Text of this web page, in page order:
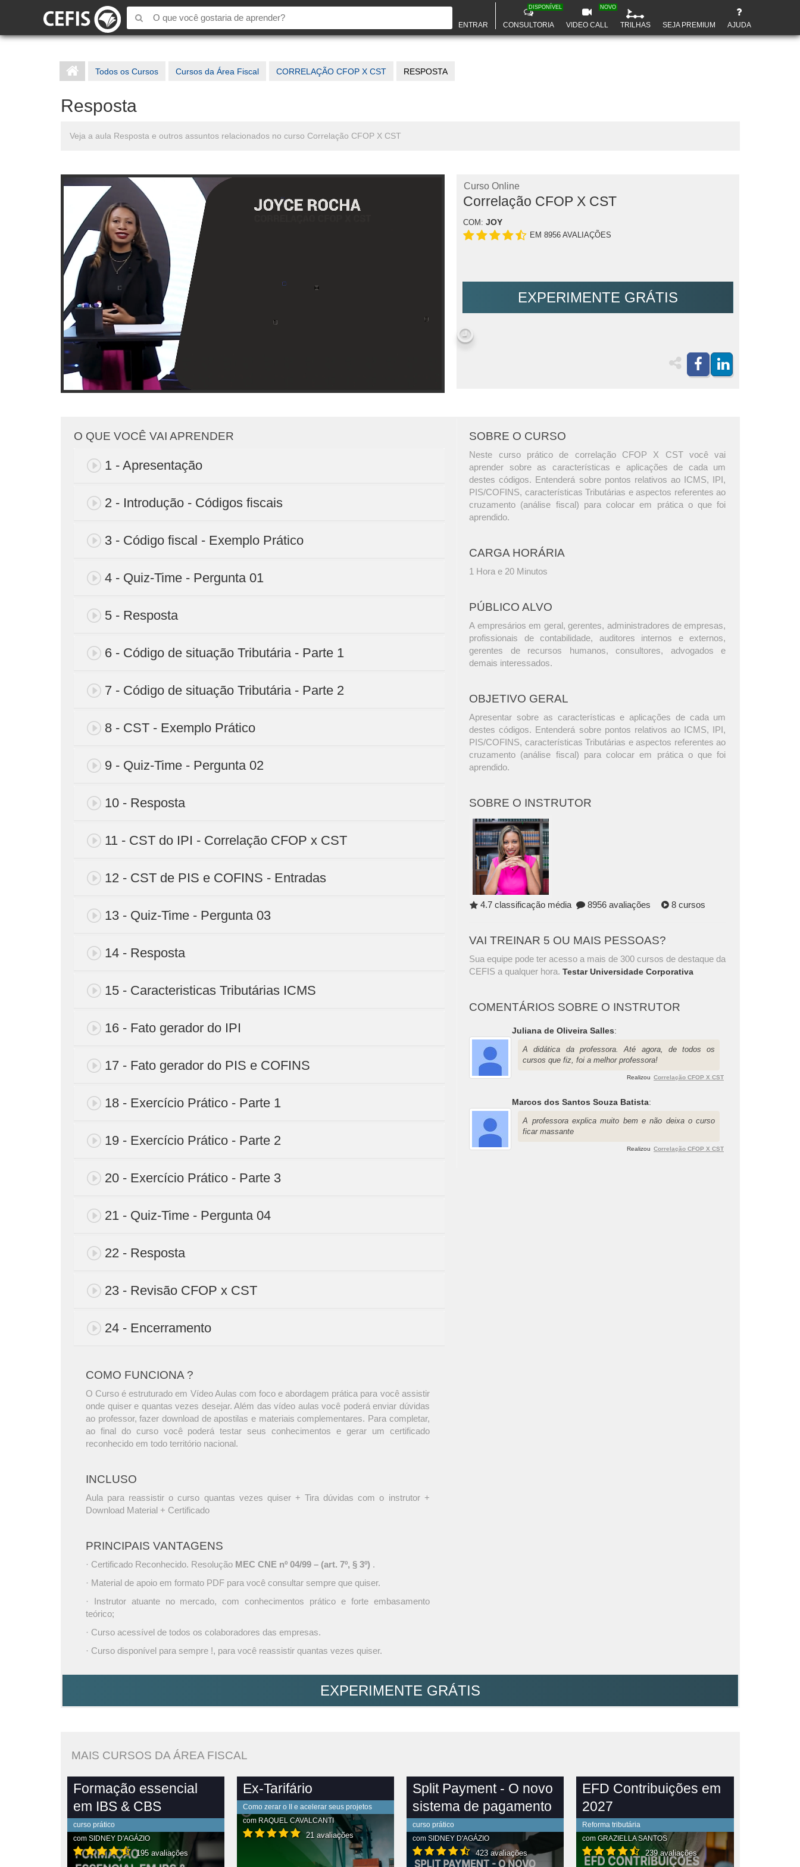
ENTRAR CONSULTORIA
DISPONÍVEL
VIDEO CALL
NOVO
TRILHAS SEJA PREMIUM AJUDA
Todos os Cursos Cursos da Área Fiscal CORRELAÇÃO CFOP X CST RESPOSTA
Resposta
Veja a aula Resposta e outros assuntos relacionados no curso Correlação CFOP X CST
Curso Online
Correlação CFOP X CST
COM: JOY
EM 8956 AVALIAÇÕES
EXPERIMENTE GRÁTIS
O QUE VOCÊ VAI APRENDER
1 - Apresentação
2 - Introdução - Códigos fiscais
3 - Código fiscal - Exemplo Prático
4 - Quiz-Time - Pergunta 01
5 - Resposta
6 - Código de situação Tributária - Parte 1
7 - Código de situação Tributária - Parte 2
8 - CST - Exemplo Prático
9 - Quiz-Time - Pergunta 02
10 - Resposta
11 - CST do IPI - Correlação CFOP x CST
12 - CST de PIS e COFINS - Entradas
13 - Quiz-Time - Pergunta 03
14 - Resposta
15 - Caracteristicas Tributárias ICMS
16 - Fato gerador do IPI
17 - Fato gerador do PIS e COFINS
18 - Exercício Prático - Parte 1
19 - Exercício Prático - Parte 2
20 - Exercício Prático - Parte 3
21 - Quiz-Time - Pergunta 04
22 - Resposta
23 - Revisão CFOP x CST
24 - Encerramento
COMO FUNCIONA ?
O Curso é estruturado em Vídeo Aulas com foco e abordagem prática para você assistir
onde quiser e quantas vezes desejar. Além das vídeo aulas você poderá enviar dúvidas
ao professor, fazer download de apostilas e materiais complementares. Para completar,
ao final do curso você poderá testar seus conhecimentos e gerar um certificado
reconhecido em todo território nacional.
INCLUSO
Aula para reassistir o curso quantas vezes quiser + Tira dúvidas com o instrutor +
Download Material + Certificado
PRINCIPAIS VANTAGENS
· Certificado Reconhecido. Resolução MEC CNE nº 04/99 – (art. 7º, § 3º) .
· Material de apoio em formato PDF para você consultar sempre que quiser.
· Instrutor atuante no mercado, com conhecimentos prático e forte embasamento
teórico;
· Curso acessível de todos os colaboradores das empresas.
· Curso disponível para sempre !, para você reassistir quantas vezes quiser.
SOBRE O CURSO
Neste curso prático de correlação CFOP X CST você vai
aprender sobre as características e aplicações de cada um
destes códigos. Entenderá sobre pontos relativos ao ICMS, IPI,
PIS/COFINS, características Tributárias e aspectos referentes ao
cruzamento (análise fiscal) para colocar em prática o que foi
aprendido.
CARGA HORÁRIA
1 Hora e 20 Minutos
PÚBLICO ALVO
A empresários em geral, gerentes, administradores de empresas,
profissionais de contabilidade, auditores internos e externos,
gerentes de recursos humanos, consultores, advogados e
demais interessados.
OBJETIVO GERAL
Apresentar sobre as características e aplicações de cada um
destes códigos. Entenderá sobre pontos relativos ao ICMS, IPI,
PIS/COFINS, características Tributárias e aspectos referentes ao
cruzamento (análise fiscal) para colocar em prática o que foi
aprendido.
SOBRE O INSTRUTOR
4.7 classificação média 8956 avaliações 8 cursos
VAI TREINAR 5 OU MAIS PESSOAS?
Sua equipe pode ter acesso a mais de 300 cursos de destaque da
CEFIS a qualquer hora.Testar Universidade Corporativa
COMENTÁRIOS SOBRE O INSTRUTOR
Juliana de Oliveira Salles:
A didática da professora. Até agora, de todos os
cursos que fiz, foi a melhor professora!
Realizou Correlação CFOP X CST
Marcos dos Santos Souza Batista:
A professora explica muito bem e não deixa o curso
ficar massante
Realizou Correlação CFOP X CST
EXPERIMENTE GRÁTIS
MAIS CURSOS DA ÁREA FISCAL
Formação essencial
em IBS & CBS
curso prático
com SIDNEY D'AGÁZIO
195 avaliações
Ex-Tarifário
Como zerar o II e acelerar seus projetos
com RAQUEL CAVALCANTI
21 avaliações
Split Payment - O novo
sistema de pagamento
curso prático
com SIDNEY D'AGÁZIO
423 avaliações
EFD Contribuições em
2027
Reforma tributária
comGRAZIELLA SANTOS
239 avaliações